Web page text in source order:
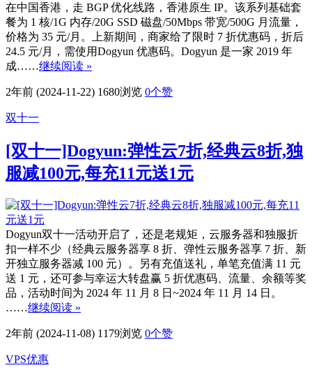
在中国香港，走 BGP 优化线路，香港原生 IP。该系列基础套
餐为 1 核/1G 内存/20G SSD 磁盘/50Mbps 带宽/500G 月流量，
价格为 35 元/月。上新期间，商家给了限时 7 折优惠码，折后
24.5 元/月，需使用Dogyun 优惠码。Dogyun 是一家 2019 年
成……继续阅读 »
2年前 (2024-11-22) 1680浏览 0个赞
双十一
[双十一]Dogyun:弹性云7折,经典云8折,独
服减100元,每充11元送1元
Dogyun双十一活动开启了，还是老规矩，云服务器和独服折
扣一样不少（经典云服务器享 8 折、弹性云服务器享 7 折、新
开独立服务器减 100 元）。另有充值送礼，单笔充值满 11 元
送 1 元，还可参与幸运大转盘赢 5 折优惠码、流量、余额等奖
品，活动时间为 2024 年 11 月 8 日~2024 年 11 月 14 日。
……继续阅读 »
2年前 (2024-11-08) 1179浏览 0个赞
VPS优惠